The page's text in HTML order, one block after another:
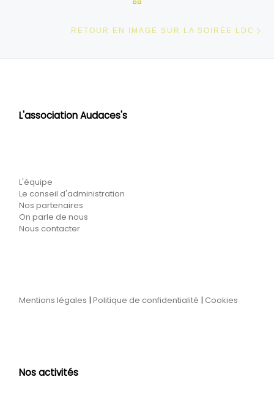
RETOUR EN IMAGE SUR LA SOIRÉE LDC
L'association Audaces's
L'équipe
Le conseil d'administration
Nos partenaires
On parle de nous
Nous contacter
Mentions légales |Politique de confidentialité |Cookies
Nos activités